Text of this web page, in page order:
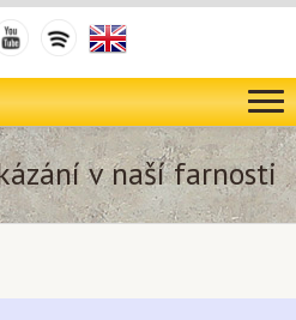
v naší farnosti